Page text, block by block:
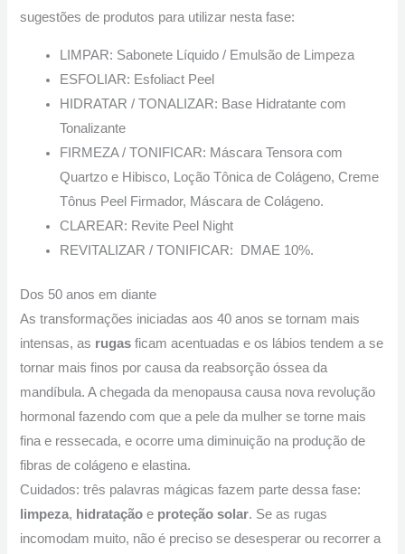
sugestões de produtos para utilizar nesta fase:
LIMPAR: Sabonete Líquido / Emulsão de Limpeza
ESFOLIAR: Esfoliact Peel
HIDRATAR / TONALIZAR: Base Hidratante com
Tonalizante
FIRMEZA / TONIFICAR: Máscara Tensora com
Quartzo e Hibisco, Loção Tônica de Colágeno, Creme
Tônus Peel Firmador, Máscara de Colágeno.
CLAREAR: Revite Peel Night
REVITALIZAR / TONIFICAR: DMAE 10%.
Dos 50 anos em diante
As transformações iniciadas aos 40 anos se tornam mais
intensas, as rugasficam acentuadas e os lábios tendem a se
tornar mais finos por causa da reabsorção óssea da
mandíbula. A chegada da menopausa causa nova revolução
hormonal fazendo com que a pele da mulher se torne mais
fina e ressecada, e ocorre uma diminuição na produção de
fibras de colágeno e elastina.
Cuidados: três palavras mágicas fazem parte dessa fase:
limpeza, hidrataçãoe proteção solar. Se as rugas
incomodam muito, não é preciso se desesperar ou recorrer a